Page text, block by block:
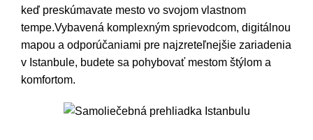
keď preskúmavate mesto vo svojom vlastnom
tempe.Vybavená komplexným sprievodcom, digitálnou
mapou a odporúčaniami pre najzreteľnejšie zariadenia
v Istanbule, budete sa pohybovať mestom štýlom a
komfortom.